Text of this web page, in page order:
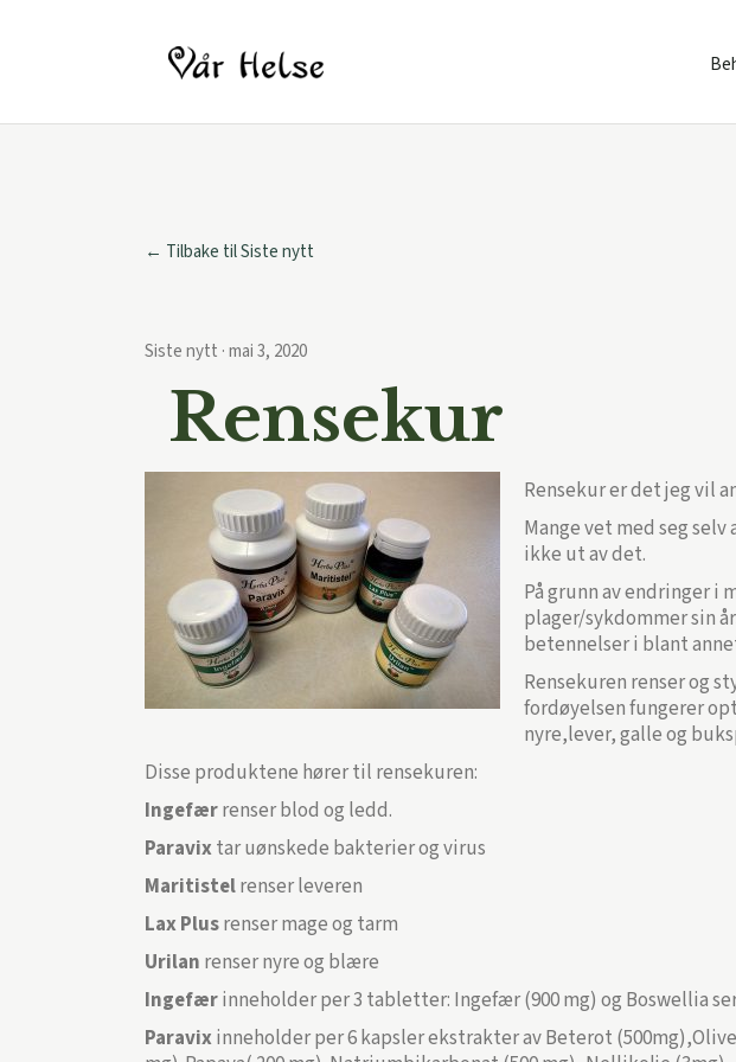
← Tilbake til Siste nytt
Siste nytt · mai 3, 2020
Rensekur
Rensekur er det jeg vil
Mange vet med seg
ikke ut av det.
På grunn av endringer i
plager/sykdommer sin
betennelser i blant
Rensekuren renser og
fordøyelsen fungerer
nyre,lever, galle og
Disse produktene hører til rensekuren:
Ingefærrenser blod og ledd.
Paravixtar uønskede bakterier og virus
Maritistelrenser leveren
Lax Plusrenser mage og tarm
Urilan renser nyre og blære
Ingefærinneholder per 3 tabletter: Ingefær (900 mg) og Boswellia
Paravixinneholder per 6 kapsler ekstrakter av Beterot